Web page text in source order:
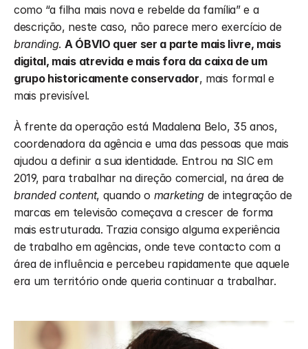
como “a filha mais nova e rebelde da família” e a
descrição, neste caso, não parece mero exercício de
branding. A ÓBVIO quer ser a parte mais livre, mais
digital, mais atrevida e mais fora da caixa de um
grupo historicamente conservador, mais formal e
mais previsível.
À frente da operação está Madalena Belo, 35 anos,
coordenadora da agência e uma das pessoas que mais
ajudou a definir a sua identidade. Entrou na SIC em
2019, para trabalhar na direção comercial, na área de
branded content, quando o marketing de integração de
marcas em televisão começava a crescer de forma
mais estruturada. Trazia consigo alguma experiência
de trabalho em agências, onde teve contacto com a
área de influência e percebeu rapidamente que aquele
era um território onde queria continuar a trabalhar.